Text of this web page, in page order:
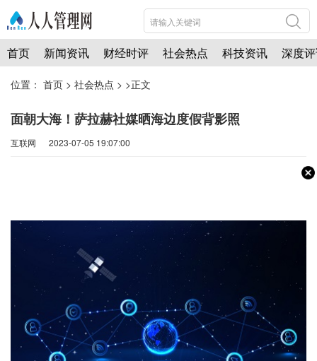
首页 新闻资讯 财经时评 社会热点 科技资讯 深度
位置： 首页 > 社会热点 > >正文
面朝大海！萨拉赫社媒晒海边度假背影照
互联网 2023-07-05 19:07:00